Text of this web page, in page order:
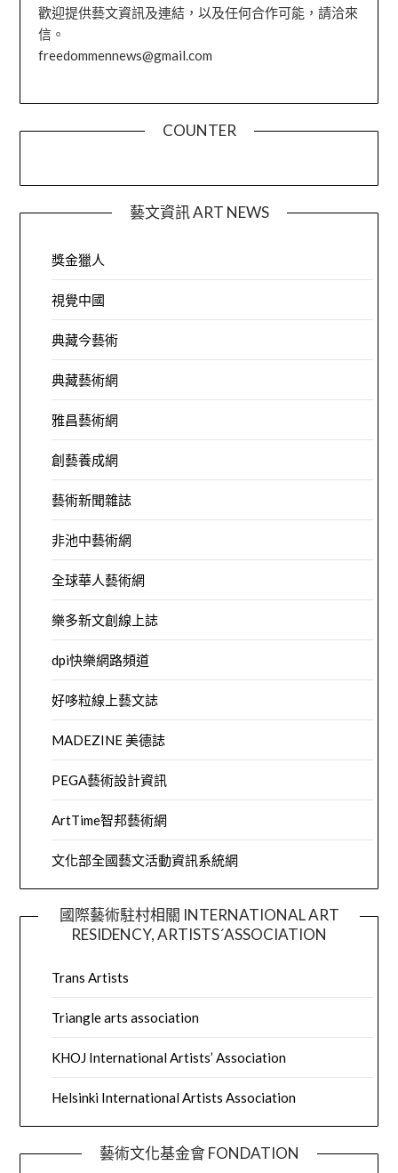
歡迎提供藝文資訊及連結，以及任何合作可能，請洽來
信。
freedommennews@gmail.com
COUNTER
藝文資訊 ART NEWS
獎金獵人
視覺中國
典藏今藝術
典藏藝術網
雅昌藝術網
創藝養成網
藝術新聞雜誌
非池中藝術網
全球華人藝術網
樂多新文創線上誌
dpi快樂網路頻道
好哆粒線上藝文誌
MADEZINE 美德誌
PEGA藝術設計資訊
ArtTime智邦藝術網
文化部全國藝文活動資訊系統網
國際藝術駐村相關 INTERNATIONAL ART
RESIDENCY, ARTISTS´ASSOCIATION
Trans Artists
Triangle arts association
KHOJ International Artists’ Association
Helsinki International Artists Association
藝術文化基金會 FONDATION